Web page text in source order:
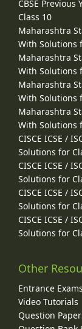
CBSE
Class 10
Maharashtra
With Solutions
Maharashtra
With Solutions
Maharashtra
With Solutions
Maharashtra
With Solutions
CISCE ICSE /
Solutions for
CISCE ICSE /
Solutions for
CISCE ICSE /
Solutions for
CISCE ICSE /
Solutions for
Other
Entrance Exams
Video Tutorials
Question